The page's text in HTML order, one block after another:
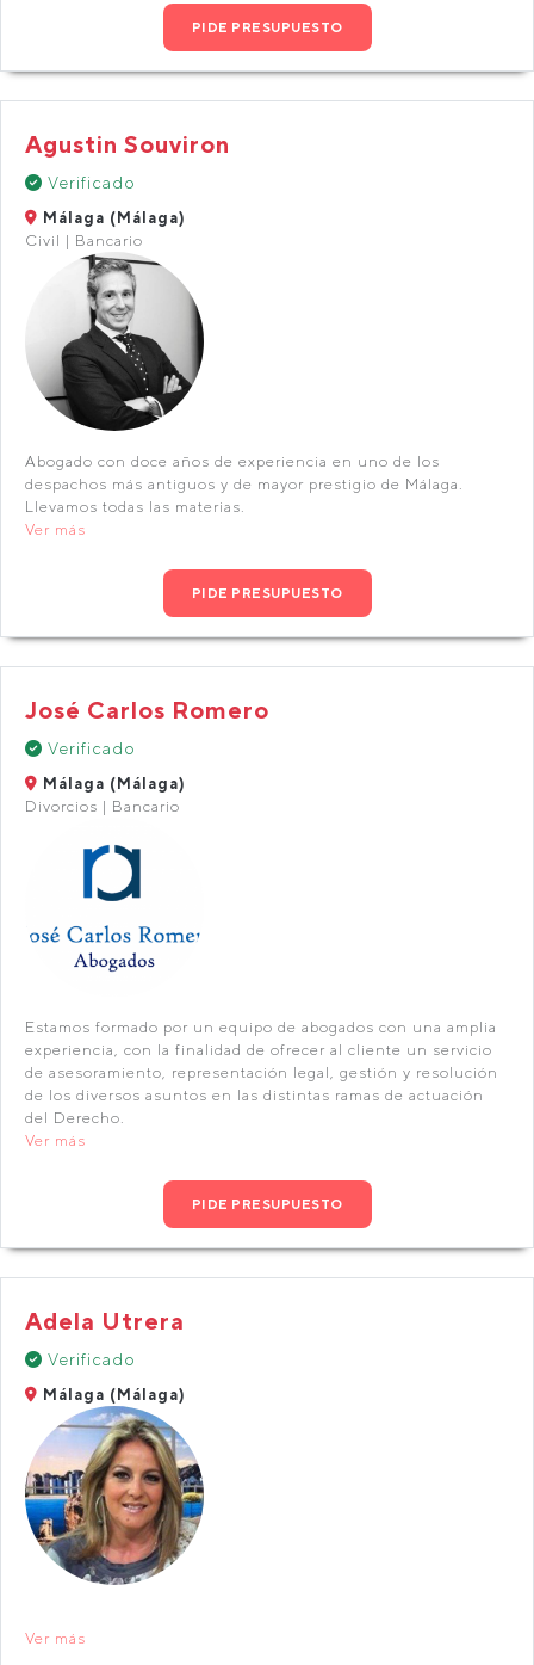
PIDE PRESUPUESTO
Agustin Souviron
Verificado
Málaga (Málaga)
Civil | Bancario
Abogado con doce años de experiencia en uno de los
despachos más antiguos y de mayor prestigio de Málaga.
Llevamos todas las materias.
Ver más
PIDE PRESUPUESTO
José Carlos Romero
Verificado
Málaga (Málaga)
Divorcios | Bancario
Estamos formado por un equipo de abogados con una amplia
experiencia, con la finalidad de ofrecer al cliente un servicio
de asesoramiento, representación legal, gestión y resolución
de los diversos asuntos en las distintas ramas de actuación
del Derecho.
Ver más
PIDE PRESUPUESTO
Adela Utrera
Verificado
Málaga (Málaga)
Ver más